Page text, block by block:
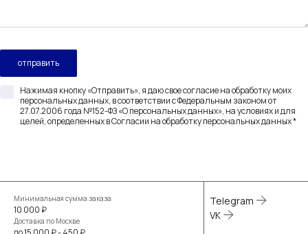
Нажимая кнопку «Отправить», я даю свое согласие на обработку моих
персональных данных, в соответствии с Федеральным законом от
27.07.2006 года №152-ФЗ «О персональных данных», на условиях и для
целей, определенных в Согласии на обработку персональных данных *
Минимальная сумма заказа
10 000 ₽
Доставка по Москве
Telegram
VK